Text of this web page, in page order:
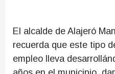
El alcalde de Alajeró
recuerda que este tipo
empleo lleva